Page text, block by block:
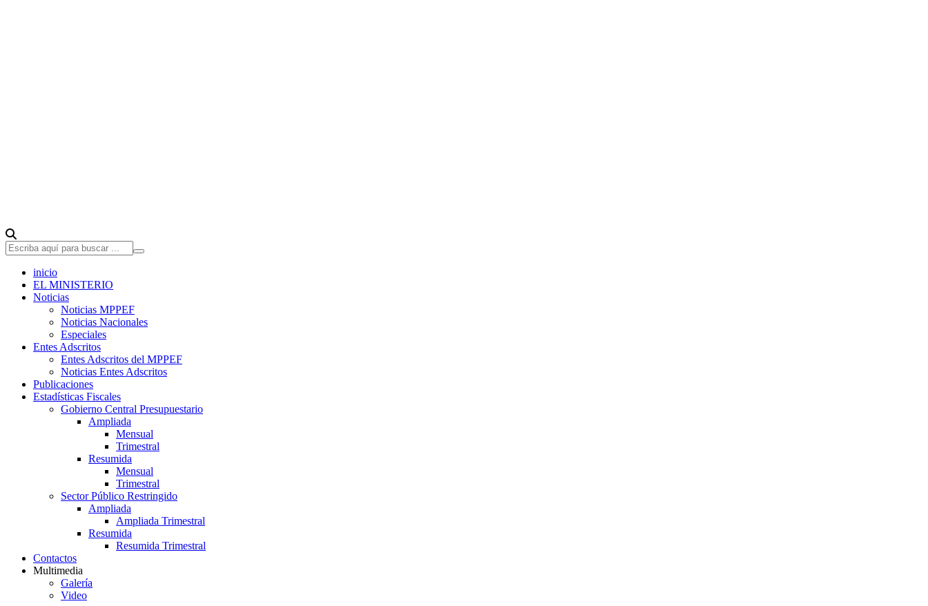
inicio
EL MINISTERIO
Noticias
Noticias MPPEF
Noticias Nacionales
Especiales
Entes Adscritos
Entes Adscritos del MPPEF
Noticias Entes Adscritos
Publicaciones
Estadísticas Fiscales
Gobierno Central Presupuestario
Ampliada
Mensual
Trimestral
Resumida
Mensual
Trimestral
Sector Público Restringido
Ampliada
Ampliada Trimestral
Resumida
Resumida Trimestral
Contactos
Multimedia
Galería
Video